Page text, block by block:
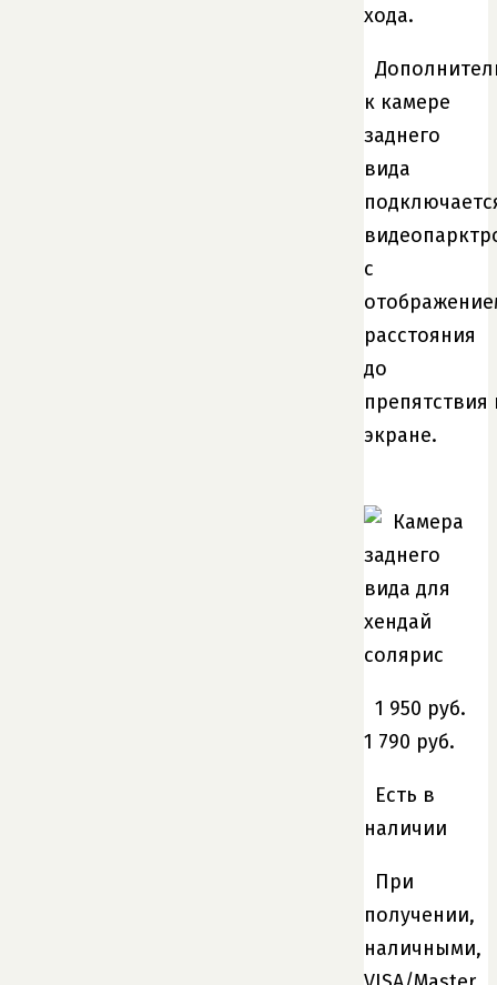
хода.
к камере
заднего
вида
с
расстояния
до
препятствия
экране.
1 950 руб.
1 790 руб.
Есть в
наличии
При
получении,
наличными,